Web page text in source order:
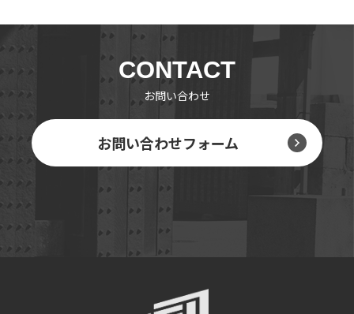
CONTACT
お問い合わせ
お問い合わせフォーム